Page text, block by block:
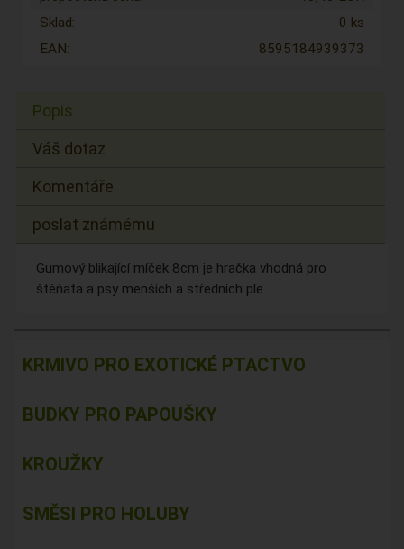
Sklad:
0 ks
EAN:
8595184939373
Popis
Váš dotaz
Komentáře
poslat známému
Gumový blikající míček 8cm je hračka vhodná pro
štěňata a psy menších a středních ple
KRMIVO PRO EXOTICKÉ PTACTVO
BUDKY PRO PAPOUŠKY
KROUŽKY
SMĚSI PRO HOLUBY